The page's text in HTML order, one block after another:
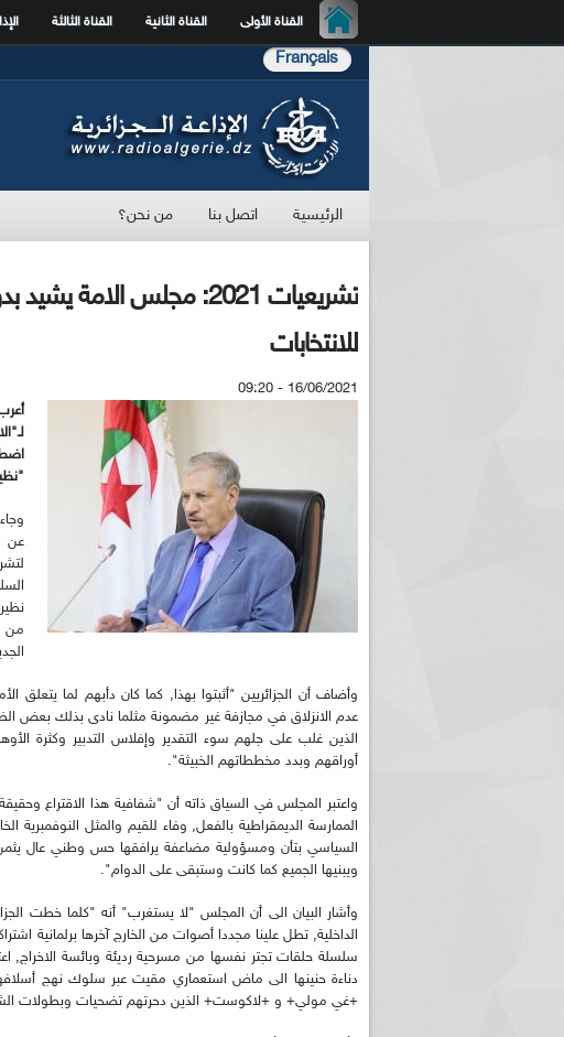
القناة الأولى القناة الثانية القناة الثالثة
Français
الرئيسية اتصل بنا من نحن؟
تشريعيات 2021: مجلس الامة
للانتخابات
16/06/2021 - 09:20
عن
من
وأضاف أن الجزائريين "أثبتوا بهذا, كما كان دأبهم لما
عدم الانزلاق في مجازفة غير مضمونة مثلما نادى بذلك بعض
الذين غلب على جلهم سوء التقدير وإفلاس التدبير وكثرة
أوراقهم وبدد مخططاتهم الخبيثة".
واعتبر المجلس في السياق ذاته أن "شفافية هذا الاقتراع
الممارسة الديمقراطية بالفعل, وفاء للقيم والمثل
السياسي بتأن ومسؤولية مضاعفة يرافقها حس وطني عال يثمن
ويبنيها الجميع كما كانت وستبقى على الدوام".
وأشار البيان الى أن المجلس "لا يستغرب" أنه "كلما خطت
الداخلية, تطل علينا مجددا أصوات من الخارج آخرها
سلسلة حلقات تجتر نفسها من مسرحية رديئة وبائسة الاخراج,
دناءة حنينها الى ماض استعماري مقيت عبر سلوك نهج أسلافها
+غي مولي+ و +لاكوست+ الذين دحرتهم تضحيات وبطولات